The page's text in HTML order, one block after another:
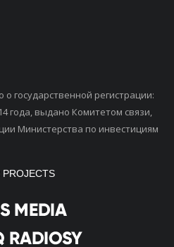
государственной регистрации:
года, выдано Комитетом связи,
Министерства по инвестициям
PROJECTS